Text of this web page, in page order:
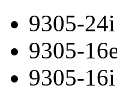
9305-
9305-
9305-